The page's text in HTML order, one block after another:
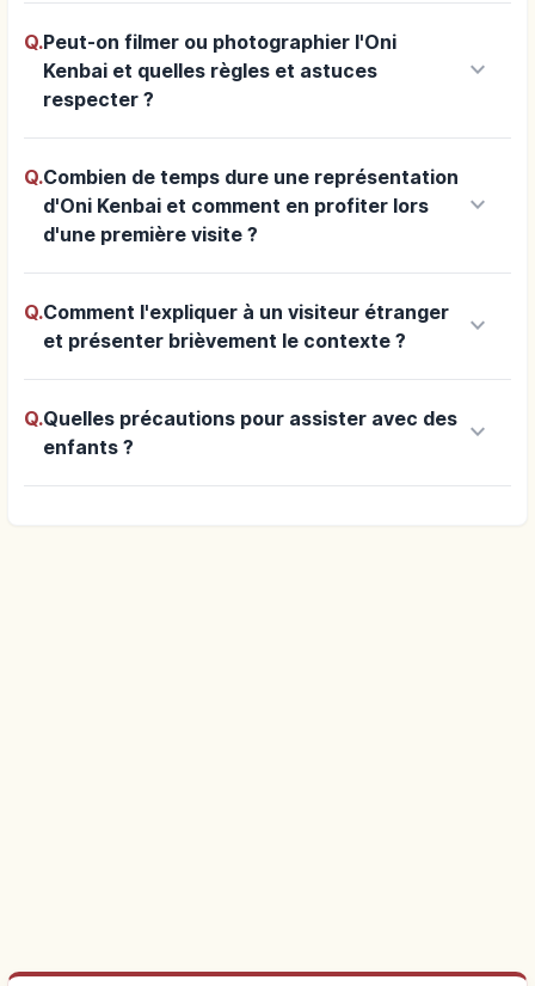
Q.Peut-on filmer ou photographier l'Oni
Kenbai et quelles règles et astuces
respecter ?
keyboard_arrow_down
Q.Combien de temps dure une représentation
d'Oni Kenbai et comment en profiter lors
d'une première visite ?
keyboard_arrow_down
Q.Comment l'expliquer à un visiteur étranger
et présenter brièvement le contexte ?
keyboard_arrow_down
Q.Quelles précautions pour assister avec des
enfants ?
keyboard_arrow_down